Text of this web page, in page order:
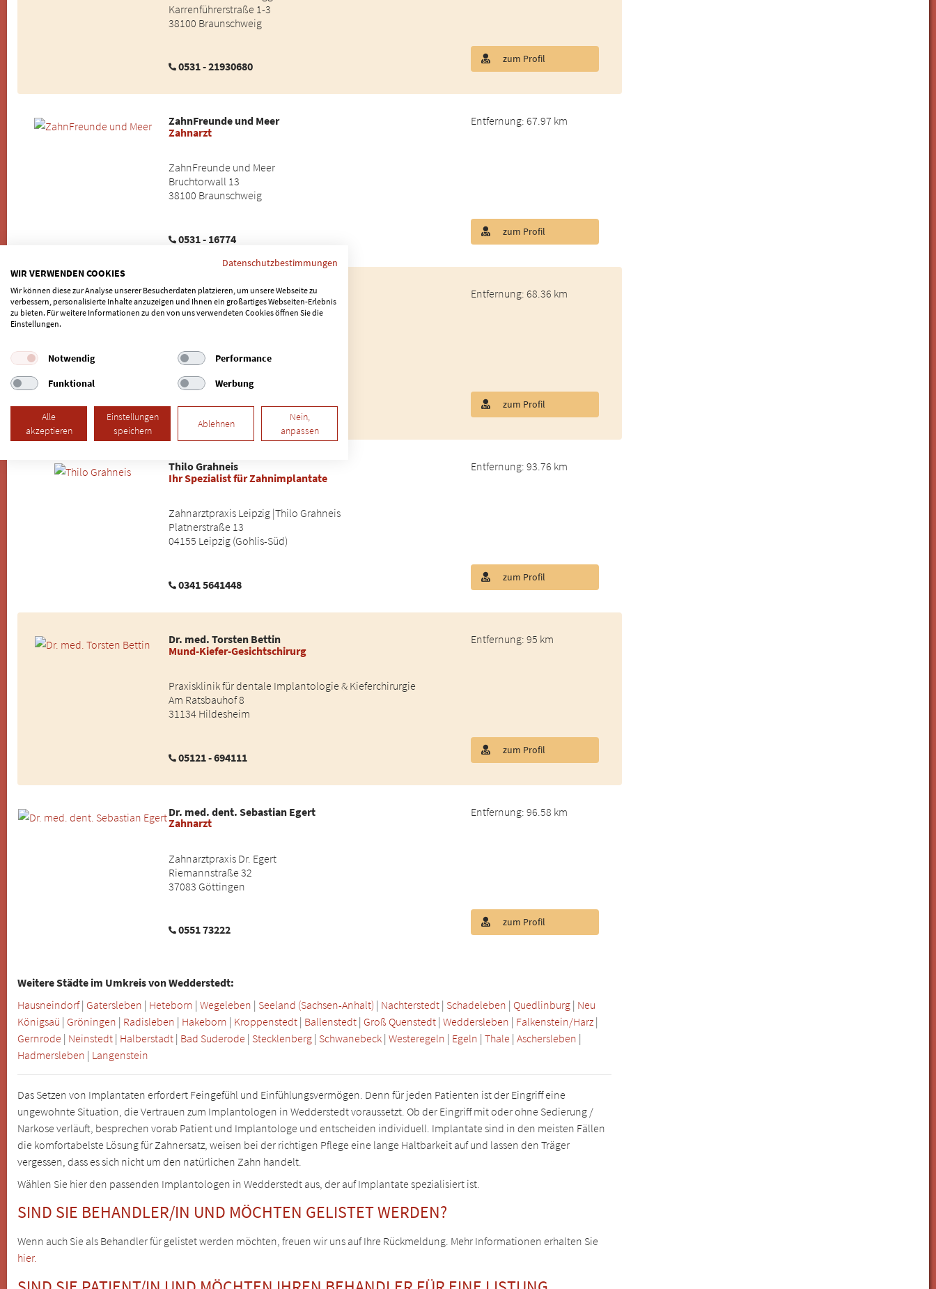
Karrenführerstraße 1-3
38100 Braunschweig
0531 - 21930680
zum Profil
ZahnFreunde und Meer
Zahnarzt
ZahnFreunde und Meer
Bruchtorwall 13
38100 Braunschweig
0531 - 16774
Entfernung: 67.97 km
zum Profil
Bernd Diedrich
Zahnersatz und Zahnimplantate
Gliesmaroder Straße 15
38106 Braunschweig
0531-34 46 34
Entfernung: 68.36 km
zum Profil
Thilo Grahneis
Ihr Spezialist für Zahnimplantate
Zahnarztpraxis Leipzig |Thilo Grahneis
Platnerstraße 13
04155 Leipzig (Gohlis-Süd)
0341 5641448
Entfernung: 93.76 km
zum Profil
Dr. med. Torsten Bettin
Mund-Kiefer-Gesichtschirurg
Praxisklinik für dentale Implantologie & Kieferchirurgie
Am Ratsbauhof 8
31134 Hildesheim
05121 - 694111
Entfernung: 95 km
zum Profil
Dr. med. dent. Sebastian Egert
Zahnarzt
Zahnarztpraxis Dr. Egert
Riemannstraße 32
37083 Göttingen
0551 73222
Entfernung: 96.58 km
zum Profil
Weitere Städte im Umkreis von Wedderstedt:
Hausneindorf| Gatersleben | Heteborn |Wegeleben | Seeland (Sachsen-Anhalt) | Nachterstedt | Schadeleben | Quedlinburg | Neu
Königsaü | Gröningen | Radisleben | Hakeborn | Kroppenstedt | Ballenstedt | Groß Quenstedt |Weddersleben | Falkenstein/Harz |
Gernrode | Neinstedt | Halberstadt | Bad Suderode | Stecklenberg | Schwanebeck |Westeregeln | Egeln |Thale |Aschersleben |
Hadmersleben | Langenstein
Das Setzen von Implantaten erfordert Feingefühl und Einfühlungsvermögen. Denn für jeden Patienten ist der Eingriff eine
ungewohnte Situation, die Vertrauen zum Implantologen in Wedderstedt voraussetzt. Ob der Eingriff mit oder ohne Sedierung /
Narkose verläuft, besprechen vorab Patient und Implantologe und entscheiden individuell. Implantate sind in den meisten Fällen
die komfortabelste Lösung für Zahnersatz, weisen bei der richtigen Pflege eine lange Haltbarkeit auf und lassen den Träger
vergessen, dass es sich nicht um den natürlichen Zahn handelt.
Wählen Sie hier den passenden Implantologen in Wedderstedt aus, der auf Implantate spezialisiert ist.
SIND SIE BEHANDLER/IN UND MÖCHTEN GELISTET WERDEN?
Wenn auch Sie als Behandler für gelistet werden möchten, freuen wir uns auf Ihre Rückmeldung. Mehr Informationen erhalten Sie
hier.
Datenschutzbestimmungen
WIR VERWENDEN COOKIES
Wir können diese zur Analyse unserer Besucherdaten platzieren, um unsere Webseite zu
verbessern, personalisierte Inhalte anzuzeigen und Ihnen ein großartiges Webseiten-Erlebnis
zu bieten. Für weitere Informationen zu den von uns verwendeten Cookies öffnen Sie die
Einstellungen.
Notwendig
Performance
Funktional
Werbung
Alle
akzeptieren
Einstellungen
speichern
Ablehnen
Nein,
anpassen